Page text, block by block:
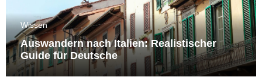
Wissen
Auswandern nach Italien: Realistischer
Guide für Deutsche